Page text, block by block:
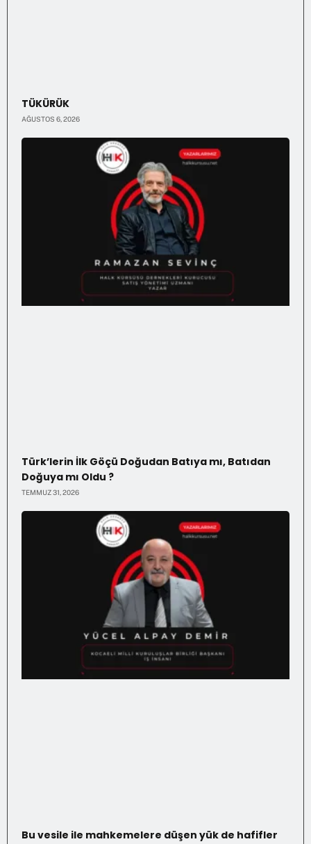
TÜKÜRÜK
AĞUSTOS 6, 2026
Türk’lerin İlk Göçü Doğudan Batıya mı, Batıdan
Doğuya mı Oldu ?
TEMMUZ 31, 2026
Bu vesile ile mahkemelere düşen yük de hafifler